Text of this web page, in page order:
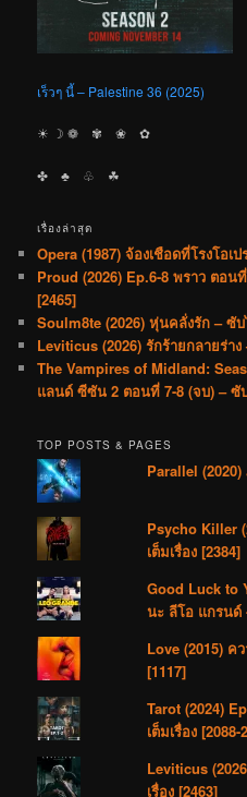
เร็วๆ นี้ – Palestine 36 (2025)
☀︎ ☽ ❁ ✾ ❀ ✿
✤ ♣︎ ♧ ☘︎
เรื่องล่าสุด
Opera (1987) จ้องเชือดที่โรงโอเ
Proud (2026) Ep.6-8 พราว ตอน
[2465]
Soulm8te (2026) หุ่นคลั่งรัก – ซับ
Leviticus (2026) รักร้ายกลายร่าง
The Vampires of Midland:
แลนด์ ซีซัน 2 ตอนที่ 7-8 (จบ) – ซับ
TOP POSTS & PAGES
Parallel
Psycho Killer
เต็มเรื่อง [2384]
Good Luck to
นะ ลีโอ แกรนด์
Love (2015) ค
[1117]
Tarot (2024)
เต็มเรื่อง [2088-
Leviticus
เรื่อง [2463]